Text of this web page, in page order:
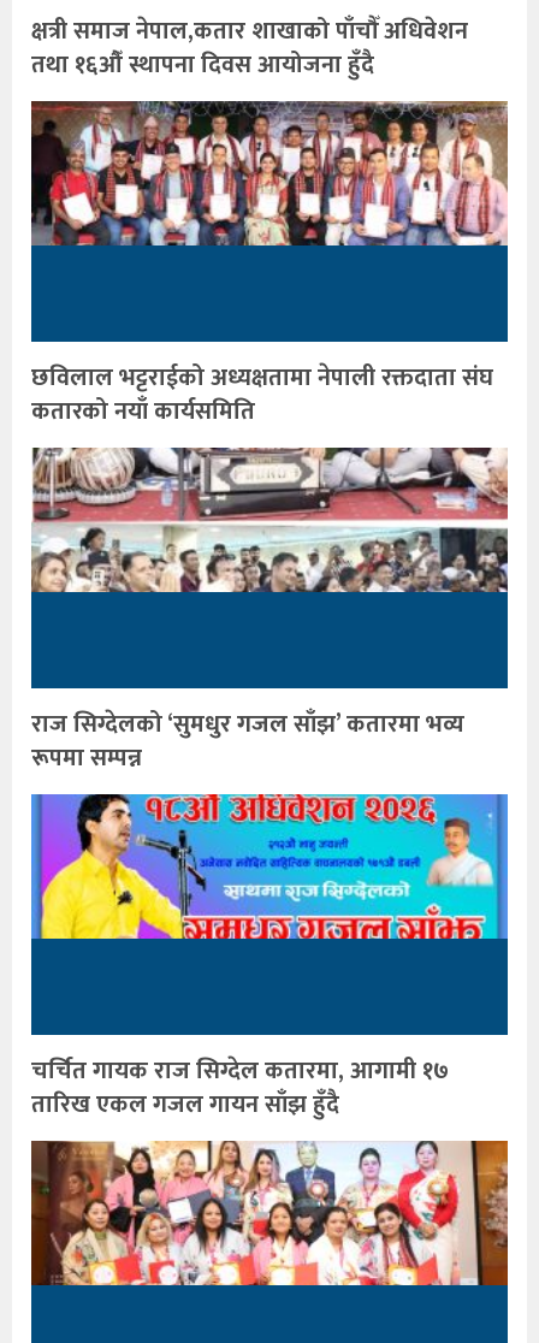
क्षत्री समाज नेपाल,कतार शाखाको पाँचौँ अधिवेशन
तथा १६औँ स्थापना दिवस आयोजना हुँदै
छविलाल भट्टराईको अध्यक्षतामा नेपाली रक्तदाता संघ
कतारको नयाँ कार्यसमिति
राज सिग्देलको ‘सुमधुर गजल साँझ’ कतारमा भव्य
रूपमा सम्पन्न
चर्चित गायक राज सिग्देल कतारमा, आगामी १७
तारिख एकल गजल गायन साँझ हुँदै